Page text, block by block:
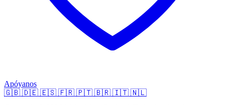
Apóyanos
🇬🇧 🇩🇪 🇪🇸 🇫🇷 🇵🇹 🇧🇷 🇮🇹 🇳🇱